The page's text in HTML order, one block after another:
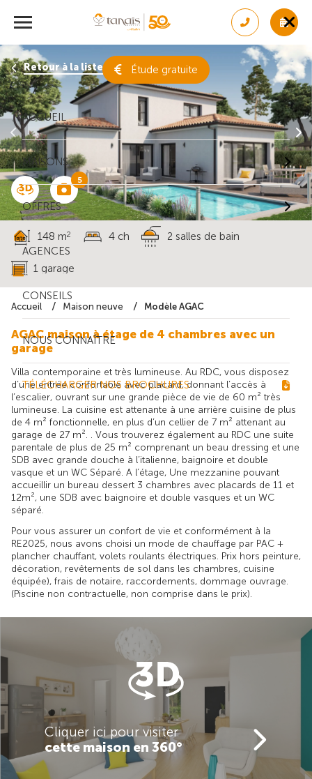
Étude gratuite
ACCUEIL
MAISONS
OFFRES
AGENCES
CONSEILS
NOUS CONNAÎTRE
TÉLÉCHARGER NOS BROCHURES
Accueil Maison neuve Modèle AGAC
AGAC maison à étage de 4 chambres avec un
garage
Villa contemporaine et très lumineuse. Au RDC, vous disposez
d’une entrée confortable avec placard, donnant l’accès à
l’escalier, ouvrant sur une grande pièce de vie de 60 m² très
lumineuse. La cuisine est attenante à une arrière cuisine de plus
de 4 m² fonctionnelle, en plus d’un cellier de 7 m² attenant au
garage de 27 m². . Vous trouverez également au RDC une suite
parentale de plus de 25 m² comprenant un beau dressing et une
SDB avec grande douche à l’italienne, baignoire et double
vasque et un WC Séparé. A l’étage, Une mezzanine pouvant
accueillir un bureau dessert 3 chambres avec placards de 11 et
12m², une SDB avec baignoire et double vasques et un WC
séparé.
Pour vous assurer un confort de vie et conformément à la
RE2025, nous avons choisi un mode de chauffage par PAC +
plancher chauffant, volets roulants électriques. Prix hors peinture,
décoration, revêtements de sol dans les chambres, cuisine
équipée), frais de notaire, raccordements, dommage ouvrage.
(Piscine non contractuelle, non comprise dans le prix).
Cliquer ici pour visiter
cette maison en 360°
Retour à la liste des résultats
5
148 m2 4 ch 2 salles de bain
1 garage